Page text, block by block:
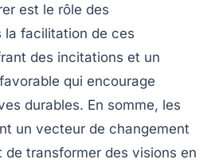
est le rôle des
la facilitation de ces
des incitations et un
qui encourage
durables. En somme, les
un vecteur de changement
transformer des visions en